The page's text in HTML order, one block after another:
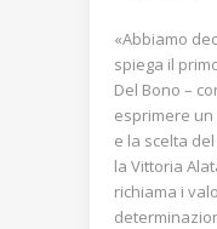
«Abbiamo
spiega il
Del Bono –
esprimere
e la scelta
la Vittoria
richiama i